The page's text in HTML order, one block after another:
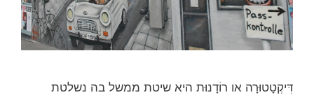
דִּיקְטָטוּרָה או רוֹדָנוּת היא שיטת ממשל בה נשלטת